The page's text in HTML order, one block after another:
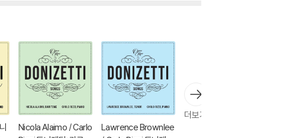
Nicola Alaimo / Carlo
Lawrence Brownlee
더보기